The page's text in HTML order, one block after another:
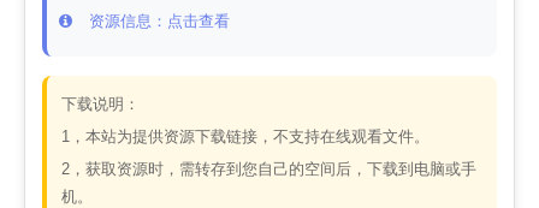
资源信息：点击查看
下载说明：
1，本站为提供资源下载链接，不支持在线观看文件。
2，获取资源时，需转存到您自己的空间后，下载到电脑或手
机。